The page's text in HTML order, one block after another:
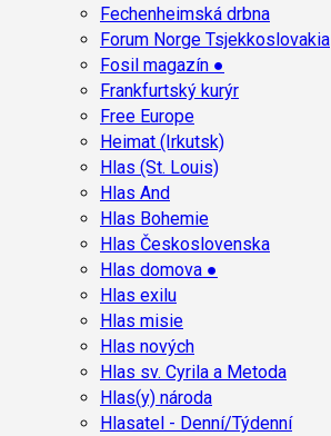
Fechenheimská drbna
Forum Norge Tsjekkoslovakia
Fosil magazín ●
Frankfurtský kurýr
Free Europe
Heimat (Irkutsk)
Hlas (St. Louis)
Hlas And
Hlas Bohemie
Hlas Československa
Hlas domova ●
Hlas exilu
Hlas misie
Hlas nových
Hlas sv. Cyrila a Metoda
Hlas(y) národa
Hlasatel - Denní/Týdenní